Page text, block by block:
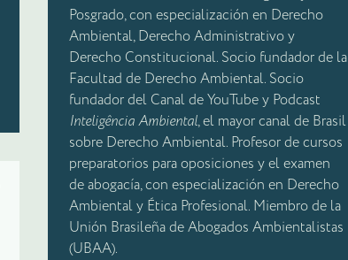
Posgrado, con especialización en Derecho
Ambiental, Derecho Administrativo y
Derecho Constitucional. Socio fundador de la
Facultad de Derecho Ambiental. Socio
fundador del Canal de YouTube y Podcast
Inteligência Ambiental, el mayor canal de Brasil
sobre Derecho Ambiental. Profesor de cursos
preparatorios para oposiciones y el examen
de abogacía, con especialización en Derecho
Ambiental y Ética Profesional. Miembro de la
Unión Brasileña de Abogados Ambientalistas
(UBAA).